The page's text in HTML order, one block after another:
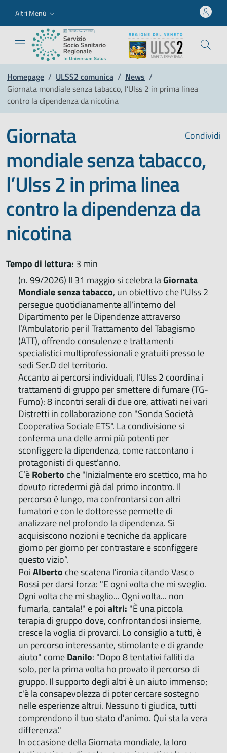
Altri Menù
Homepage / ULSS2 comunica / News /
Giornata mondiale senza tabacco, l’Ulss 2 in prima linea
contro la dipendenza da nicotina
Condividi
Giornata
mondiale senza tabacco,
l’Ulss 2 in prima linea
contro la dipendenza da
nicotina
Tempo di lettura: 3 min
(n. 99/2026) Il 31 maggio si celebra laGiornata
Mondiale senza tabacco, un obiettivo che l’Ulss 2
persegue quotidianamente all’interno del
Dipartimento per le Dipendenze attraverso
l’Ambulatorio per il Trattamento del Tabagismo
(ATT), offrendo consulenze e trattamenti
specialistici multiprofessionali e gratuiti presso le
sedi Ser.D del territorio.
Accanto ai percorsi individuali, l'Ulss 2 coordina i
trattamenti di gruppo per smettere di fumare (TG-
Fumo): 8 incontri serali di due ore, attivati nei vari
Distretti in collaborazione con "Sonda Società
Cooperativa Sociale ETS". La condivisione si
conferma una delle armi più potenti per
sconfiggere la dipendenza, come raccontano i
protagonisti di quest'anno.
C’èRoberto che "Inizialmente ero scettico, ma ho
dovuto ricredermi già dal primo incontro. Il
percorso è lungo, ma confrontarsi con altri
fumatori e con le dottoresse permette di
analizzare nel profondo la dipendenza. Si
acquisiscono nozioni e tecniche da applicare
giorno per giorno per contrastare e sconfiggere
questo vizio”.
PoiAlberto che scatena l'ironia citando Vasco
Rossi per darsi forza: "E ogni volta che mi sveglio.
Ogni volta che mi sbaglio... Ogni volta... non
fumarla, cantala!" e poialtri: "È una piccola
terapia di gruppo dove, confrontandosi insieme,
cresce la voglia di provarci. Lo consiglio a tutti, è
un percorso interessante, stimolante e di grande
aiuto" comeDanilo: "Dopo 8 tentativi falliti da
solo, per la prima volta ho provato il percorso di
gruppo. Il supporto degli altri è un aiuto immenso;
c'è la consapevolezza di poter cercare sostegno
nelle esperienze altrui. Nessuno ti giudica, tutti
comprendono il tuo stato d'animo. Qui sta la vera
differenza."
In occasione della Giornata mondiale, la loro